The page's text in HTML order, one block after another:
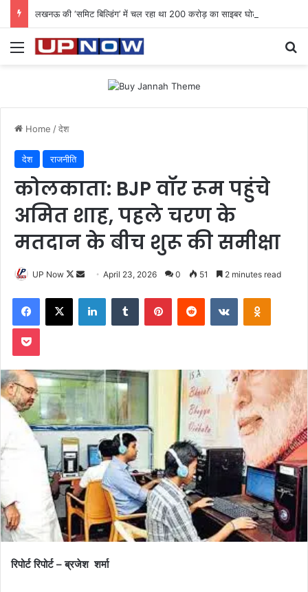
Menu
Home /देश
देश राजनीति
कोलकाता: BJP वॉर रूम पहुंचे
अमित शाह, पहले चरण के
मतदान के बीच शुरू की समीक्षा
UP Now
Follow
Send
email
April 23, 2026 0 51 2 minutes read
Facebook
X LinkedInTumblr PinterestReddit VKontakte
Pocket
रिपोर्ट रिपोर्ट – ब्रजेश शर्मा